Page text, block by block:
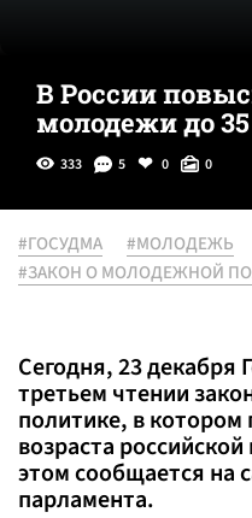
В России
молодежи до
333 5 0 0
#ГОСУДМА #МОЛОДЕЖЬ
#ЗАКОН О МОЛОДЕЖНОЙ
Сегодня, 23 декабря
третьем чтении
политике, в
возраста
этом сообщается на
парламента.